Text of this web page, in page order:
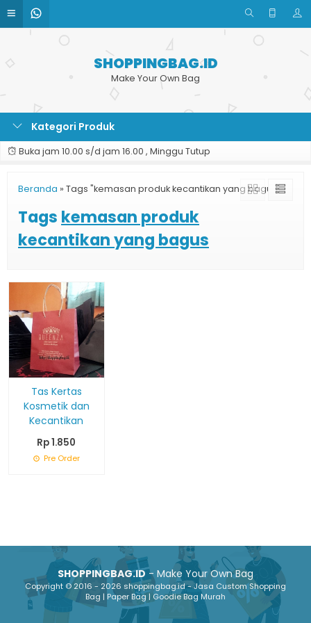
SHOPPINGBAG.ID
Make Your Own Bag
Kategori Produk
Buka jam 10.00 s/d jam 16.00 , Minggu Tutup
Beranda » Tags "kemasan produk kecantikan yang bagus"
Tags kemasan produk
kecantikan yang bagus
Tas Kertas
Kosmetik dan
Kecantikan
Rp 1.850
Pre Order
SHOPPINGBAG.ID- Make Your Own Bag
Copyright © 2016 - 2026 shoppingbag.id - Jasa Custom Shopping
Bag | Paper Bag | Goodie Bag Murah